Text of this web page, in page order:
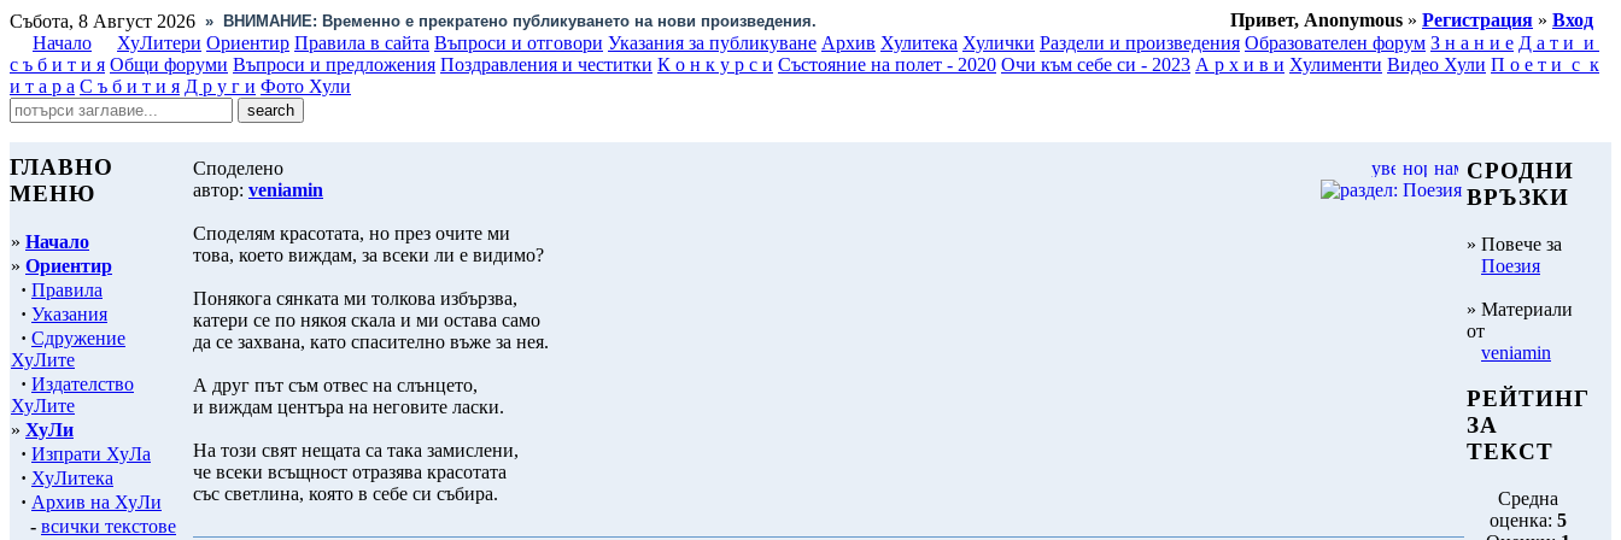
Събота, 8 Август 2026 » ВНИМАНИЕ: Временно е прекратено публикуването на нови произведения. Привет, Anonymous » Регистрация » Вход
Начало
ХуЛитери Ориентир Правила в сайта Въпроси и отговори Указания за публикуване Архив Хулитека Хулички Раздели и произведения Образователен форум З н а н и е Д а т и и
с ъ б и т и я Общи форуми Въпроси и предложения Поздравления и честитки К о н к у р с и Състояние на полет - 2020 Очи към себе си - 2023 А р х и в и Хулименти Видео Хули П о е т и с к
и т а р а С ъ б и т и я Д р у г и Фото Хули
ГЛАВНО
МЕНЮ
» Начало
» Ориентир
· Правила
· Указания
· Сдружение
ХуЛите
· Издателство
ХуЛите
» ХуЛи
· Изпрати ХуЛа
· ХуЛитека
· Архив на ХуЛи
- всички текстове
Споделено
автор: veniamin
Споделям красотата, но през очите ми
това, което виждам, за всеки ли е видимо?
Понякога сянката ми толкова избързва,
катери се по някоя скала и ми остава само
да се захвана, като спасително въже за нея.
А друг път съм отвес на слънцето,
и виждам центъра на неговите ласки.
На този свят нещата са така замислени,
че всеки всъщност отразява красотата
със светлина, която в себе си събира.
СРОДНИ
ВРЪЗКИ
» Повече за
Поезия
» Материали
от
veniamin
РЕЙТИНГ
ЗА
ТЕКСТ
Средна
оценка: 5